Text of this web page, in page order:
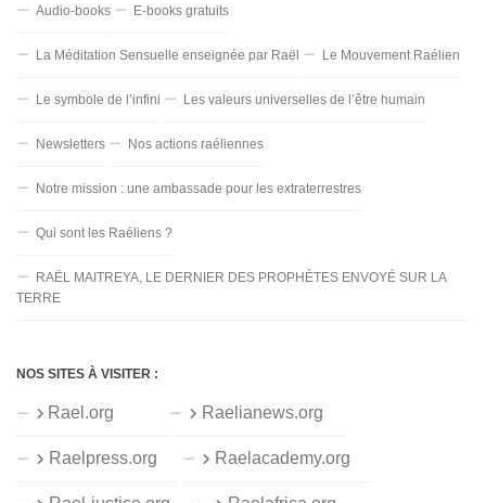
Audio-books E-books gratuits
La Méditation Sensuelle enseignée par Raël Le Mouvement Raélien
Le symbole de l’infini Les valeurs universelles de l’être humain
Newsletters Nos actions raéliennes
Notre mission : une ambassade pour les extraterrestres
Qui sont les Raéliens ?
RAËL MAITREYA, LE DERNIER DES PROPHÈTES ENVOYÉ SUR LA
TERRE
NOS SITES À VISITER :
Rael.org Raelianews.org
Raelpress.org Raelacademy.org